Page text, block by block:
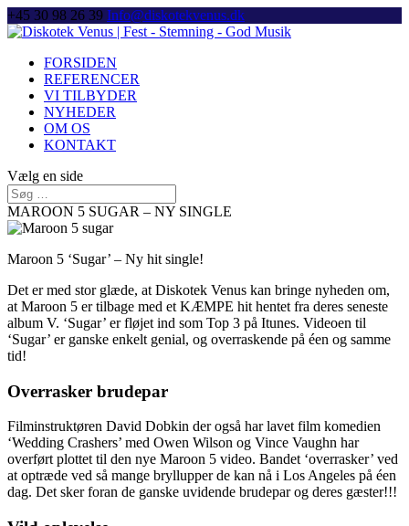
+45 30 98 26 39 Info@diskotekvenus.dk
FORSIDEN
REFERENCER
VI TILBYDER
NYHEDER
OM OS
KONTAKT
Vælg en side
MAROON 5 SUGAR – NY SINGLE
Maroon 5 ‘Sugar’ – Ny hit single!
Det er med stor glæde, at Diskotek Venus kan bringe nyheden om,
at Maroon 5 er tilbage med et KÆMPE hit hentet fra deres seneste
album V. ‘Sugar’ er fløjet ind som Top 3 på Itunes. Videoen til
‘Sugar’ er ganske enkelt genial, og overraskende på éen og samme
tid!
Overrasker brudepar
Filminstruktøren David Dobkin der også har lavet film komedien
‘Wedding Crashers’ med Owen Wilson og Vince Vaughn har
overført plottet til den nye Maroon 5 video. Bandet ‘overrasker’ ved
at optræde ved så mange bryllupper de kan nå i Los Angeles på éen
dag. Det sker foran de ganske uvidende brudepar og deres gæster!!!